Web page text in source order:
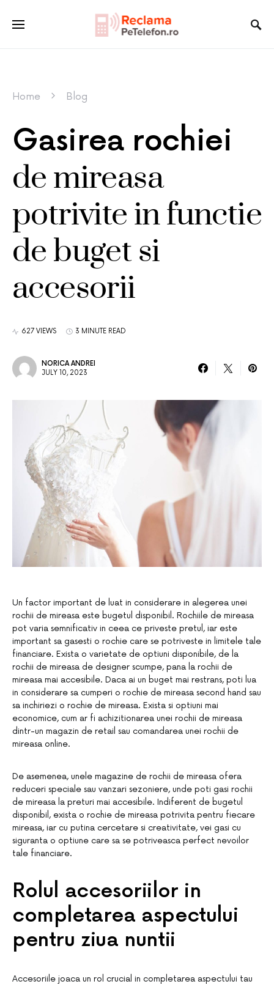
Home Blog
Gasirea rochiei
de mireasa
potrivite in functie
de buget si
accesorii
627 VIEWS 3 MINUTE READ
NORICA ANDREI
JULY 10, 2023
Un factor important de luat in considerare in alegerea unei
rochii de mireasa este bugetul disponibil. Rochiile de mireasa
pot varia semnificativ in ceea ce priveste pretul, iar este
important sa gasesti o rochie care se potriveste in limitele tale
financiare. Exista o varietate de optiuni disponibile, de la
rochii de mireasa de designer scumpe, pana la rochii de
mireasa mai accesibile. Daca ai un buget mai restrans, poti lua
in considerare sa cumperi o rochie de mireasa second hand sau
sa inchiriezi o rochie de mireasa. Exista si optiuni mai
economice, cum ar fi achizitionarea unei rochii de mireasa
dintr-un magazin de retail sau comandarea unei rochii de
mireasa online.
De asemenea, unele magazine de rochii de mireasa ofera
reduceri speciale sau vanzari sezoniere, unde poti gasi rochii
de mireasa la preturi mai accesibile. Indiferent de bugetul
disponibil, exista o rochie de mireasa potrivita pentru fiecare
mireasa, iar cu putina cercetare si creativitate, vei gasi cu
siguranta o optiune care sa se potriveasca perfect nevoilor
tale financiare.
Rolul accesoriilor in
completarea aspectului
pentru ziua nuntii
Accesoriile joaca un rol crucial in completarea aspectului tau